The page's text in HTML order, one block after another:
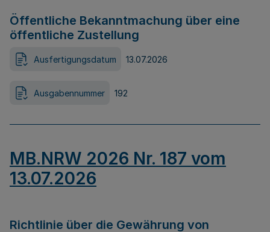
Öffentliche Bekanntmachung über eine
öffentliche Zustellung
Ausfertigungsdatum 13.07.2026
Ausgabennummer 192
MB.NRW 2026 Nr. 187 vom
13.07.2026
Richtlinie über die Gewährung von